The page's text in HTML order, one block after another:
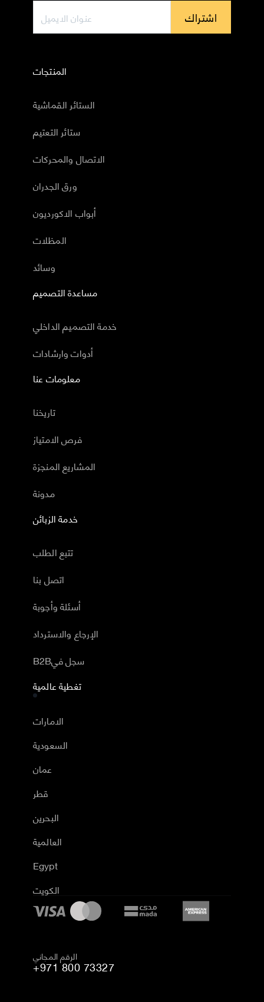
اشتراك
المنتجات
الستائر القماشية
ستائر التعتيم
الاتصال والمحركات
ورق الجدران
أبواب الاكورديون
المظلات
وسائد
مساعدة التصميم
خدمة التصميم الداخلي
أدوات وارشادات
معلومات عنا
تاريخنا
فرص الامتياز
المشاريع المنجزة
مدونة
خدمة الزبائن
تتبع الطلب
اتصل بنا
أسئلة وأجوبة
الإرجاع والاسترداد
B2Bسجل في
تغطية عالمية
الامارات
السعودية
عمان
قطر
البحرين
العالمية
Egypt
الكويت
الرقم المجاني
+971 800 73327